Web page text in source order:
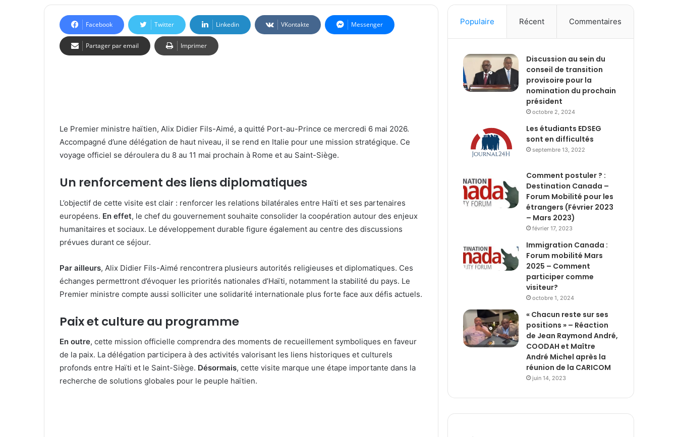
Facebook Twitter Linkedin VKontakte Messenger
Partager par email Imprimer
Le Premier ministre haïtien, Alix Didier Fils-Aimé, a quitté Port-au-Prince ce mercredi 6 mai 2026.
Accompagné d’une délégation de haut niveau, il se rend en Italie pour une mission stratégique. Ce
voyage officiel se déroulera du 8 au 11 mai prochain à Rome et au Saint-Siège.
Un renforcement des liens diplomatiques
L’objectif de cette visite est clair : renforcer les relations bilatérales entre Haïti et ses partenaires
européens. En effet, le chef du gouvernement souhaite consolider la coopération autour des enjeux
humanitaires et sociaux. Le développement durable figure également au centre des discussions
prévues durant ce séjour.
Par ailleurs, Alix Didier Fils-Aimé rencontrera plusieurs autorités religieuses et diplomatiques. Ces
échanges permettront d’évoquer les priorités nationales d’Haïti, notamment la stabilité du pays. Le
Premier ministre compte aussi solliciter une solidarité internationale plus forte face aux défis actuels.
Paix et culture au programme
En outre, cette mission officielle comprendra des moments de recueillement symboliques en faveur
de la paix. La délégation participera à des activités valorisant les liens historiques et culturels
profonds entre Haïti et le Saint-Siège. Désormais, cette visite marque une étape importante dans la
recherche de solutions globales pour le peuple haïtien.
Populaire Récent Commentaires
Discussion au sein du
conseil de transition
provisoire pour la
nomination du prochain
président
octobre 2, 2024
Les étudiants EDSEG
sont en difficultés
septembre 13, 2022
Comment postuler ? :
Destination Canada –
Forum Mobilité pour les
étrangers (Février 2023
– Mars 2023)
février 17, 2023
Immigration Canada :
Forum mobilité Mars
2025 – Comment
participer comme
visiteur?
octobre 1, 2024
« Chacun reste sur ses
positions » – Réaction
de Jean Raymond André,
COODAH et Maître
André Michel après la
réunion de la CARICOM
juin 14, 2023